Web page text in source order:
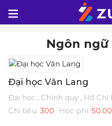
Ngôn ngữ
Đại học Văn Lang
Đại học , Chính quy , Hồ Chí
Chỉ tiêu: 300 Học phí: